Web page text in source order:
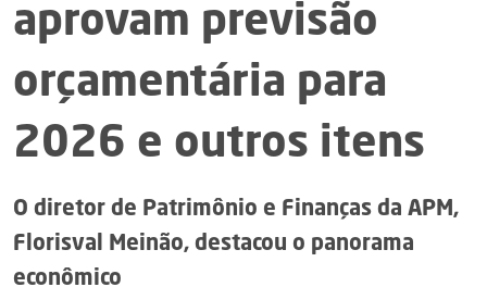
aprovam previsão
orçamentária para
2026 e outros itens
O diretor de Patrimônio e Finanças da APM,
Florisval Meinão, destacou o panorama
econômico